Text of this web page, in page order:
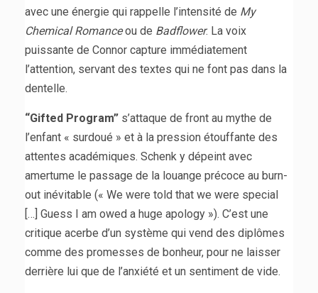
avec une énergie qui rappelle l’intensité de My
Chemical Romanceou de Badflower. La voix
puissante de Connor capture immédiatement
l’attention, servant des textes qui ne font pas dans la
dentelle.
“Gifted Program” s’attaque de front au mythe de
l’enfant « surdoué » et à la pression étouffante des
attentes académiques. Schenk y dépeint avec
amertume le passage de la louange précoce au burn-
out inévitable (« We were told that we were special
[…] Guess I am owed a huge apology »). C’est une
critique acerbe d’un système qui vend des diplômes
comme des promesses de bonheur, pour ne laisser
derrière lui que de l’anxiété et un sentiment de vide.